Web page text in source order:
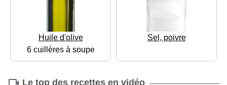
Huile d'olive
6 cuillères à soupe
Sel, poivre
Le top des recettes en vidéo